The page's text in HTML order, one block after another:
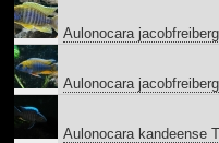
Aulonocara
Aulonocara
Aulonocara kandeense